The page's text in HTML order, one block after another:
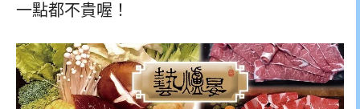
一點都不貴喔！